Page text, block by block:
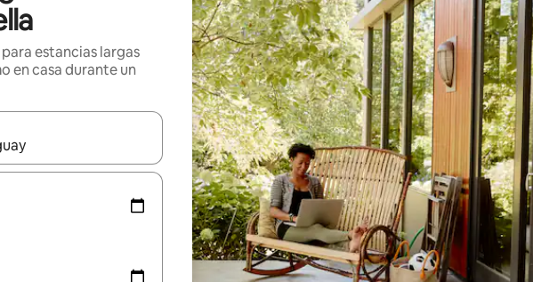
estancias largas
en casa durante un
disponibles, podrás navegar usando las teclas de las flechas hacia arriba y hacia abajo,